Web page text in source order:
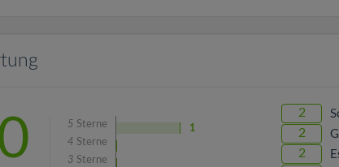
5 Sterne
1
4 Sterne
3 Sterne
2
2
2